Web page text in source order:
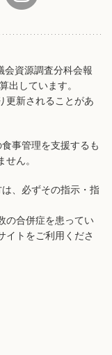
会資源調査分科会報
出しています。
更新されることがあ
事管理を支援するも
ん。
、必ずその指示・指
の合併症を患ってい
イトをご利用くださ